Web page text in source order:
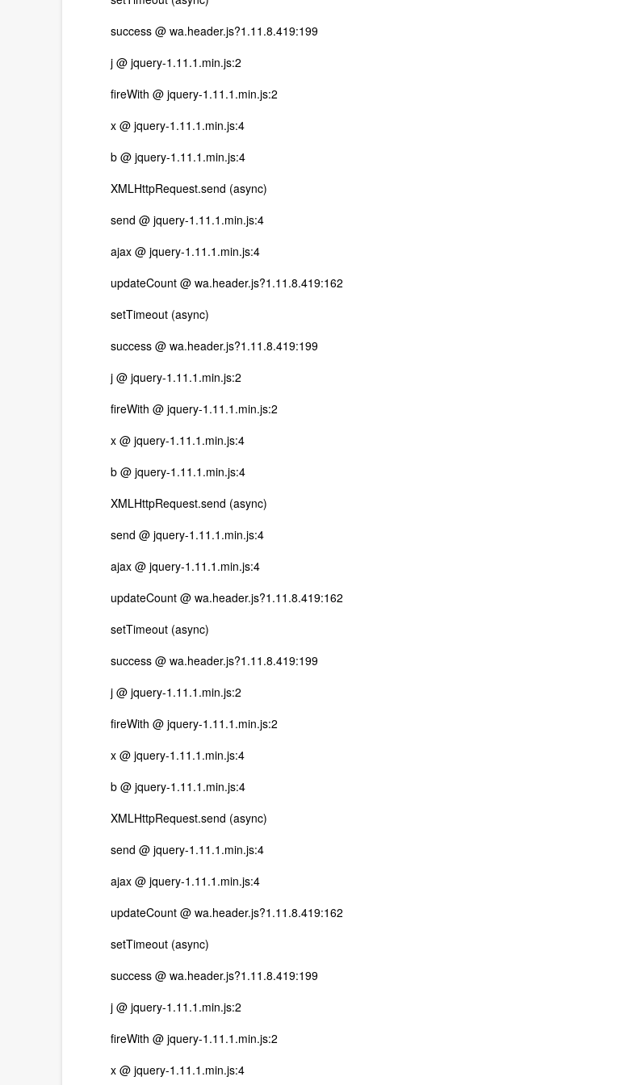
success @ wa.header.js?1.11.8.419:199
j @ jquery-1.11.1.min.js:2
fireWith @ jquery-1.11.1.min.js:2
x @ jquery-1.11.1.min.js:4
b @ jquery-1.11.1.min.js:4
XMLHttpRequest.send (async)
send @ jquery-1.11.1.min.js:4
ajax @ jquery-1.11.1.min.js:4
updateCount @ wa.header.js?1.11.8.419:162
setTimeout (async)
success @ wa.header.js?1.11.8.419:199
j @ jquery-1.11.1.min.js:2
fireWith @ jquery-1.11.1.min.js:2
x @ jquery-1.11.1.min.js:4
b @ jquery-1.11.1.min.js:4
XMLHttpRequest.send (async)
send @ jquery-1.11.1.min.js:4
ajax @ jquery-1.11.1.min.js:4
updateCount @ wa.header.js?1.11.8.419:162
setTimeout (async)
success @ wa.header.js?1.11.8.419:199
j @ jquery-1.11.1.min.js:2
fireWith @ jquery-1.11.1.min.js:2
x @ jquery-1.11.1.min.js:4
b @ jquery-1.11.1.min.js:4
XMLHttpRequest.send (async)
send @ jquery-1.11.1.min.js:4
ajax @ jquery-1.11.1.min.js:4
updateCount @ wa.header.js?1.11.8.419:162
setTimeout (async)
success @ wa.header.js?1.11.8.419:199
j @ jquery-1.11.1.min.js:2
fireWith @ jquery-1.11.1.min.js:2
x @ jquery-1.11.1.min.js:4